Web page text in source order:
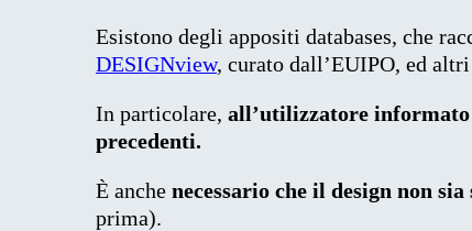
Esistono degli appositi databases, che
DESIGNview, curato dall’EUIPO, ed altri
In particolare, all’utilizzatore informato
precedenti.
È anche necessario che il design non
prima).